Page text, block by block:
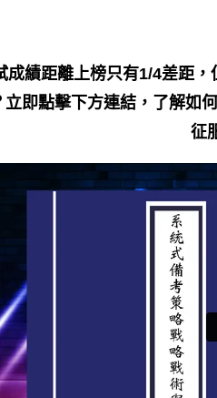
成績距離上榜只有1/4差距
立即點擊下方連結，了解如
征